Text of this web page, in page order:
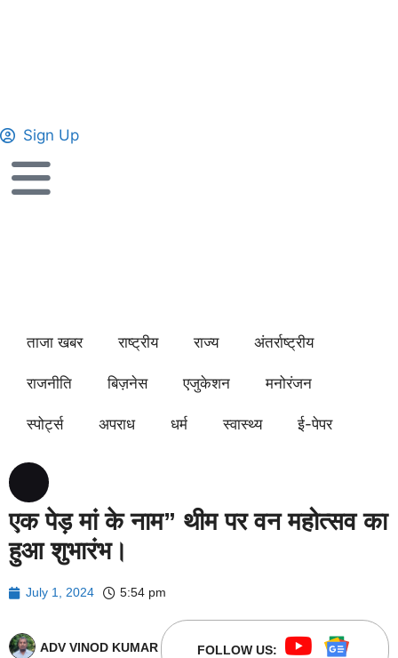
Sign Up
ताजा खबर राष्ट्रीय राज्य अंतर्राष्ट्रीय
राजनीति बिज़नेस एजुकेशन मनोरंजन
स्पोर्ट्स अपराध धर्म स्वास्थ्य ई-पेपर
एक पेड़ मां के नाम” थीम पर वन महोत्सव का
हुआ शुभारंभ।
July 1, 2024 5:54 pm
ADV VINOD KUMAR FOLLOW US: